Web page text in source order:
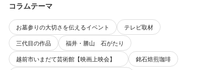
コラムテーマ
お墓参りの大切さを伝えるイベント
テレビ取材
三代目の作品
福井・勝山 石がたり
越前市いまだて芸術館【映画上映会】
銘石焙煎珈琲